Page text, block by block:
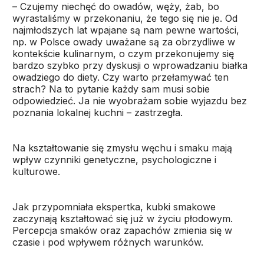
– Czujemy niechęć do owadów, węży, żab, bo
wyrastaliśmy w przekonaniu, że tego się nie je. Od
najmłodszych lat wpajane są nam pewne wartości,
np. w Polsce owady uważane są za obrzydliwe w
kontekście kulinarnym, o czym przekonujemy się
bardzo szybko przy dyskusji o wprowadzaniu białka
owadziego do diety. Czy warto przełamywać ten
strach? Na to pytanie każdy sam musi sobie
odpowiedzieć. Ja nie wyobrażam sobie wyjazdu bez
poznania lokalnej kuchni – zastrzegła.
Na kształtowanie się zmysłu węchu i smaku mają
wpływ czynniki genetyczne, psychologiczne i
kulturowe.
Jak przypomniała ekspertka, kubki smakowe
zaczynają kształtować się już w życiu płodowym.
Percepcja smaków oraz zapachów zmienia się w
czasie i pod wpływem różnych warunków.